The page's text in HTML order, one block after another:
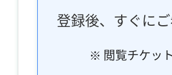
登録後、すぐに
※ 閲覧チケッ